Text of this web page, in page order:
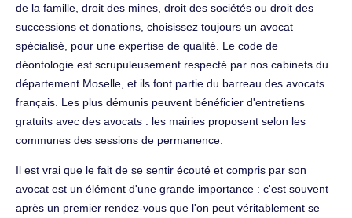
de la famille, droit des mines, droit des sociétés ou droit des
successions et donations, choisissez toujours un avocat
spécialisé, pour une expertise de qualité. Le code de
déontologie est scrupuleusement respecté par nos cabinets du
département Moselle, et ils font partie du barreau des avocats
français. Les plus démunis peuvent bénéficier d'entretiens
gratuits avec des avocats : les mairies proposent selon les
communes des sessions de permanence.
Il est vrai que le fait de se sentir écouté et compris par son
avocat est un élément d'une grande importance : c'est souvent
après un premier rendez-vous que l'on peut véritablement se